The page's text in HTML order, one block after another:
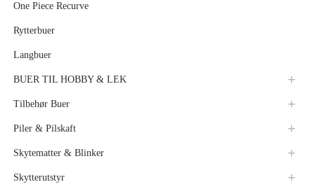
One Piece Recurve
Rytterbuer
Langbuer
BUER TIL HOBBY & LEK
Tilbehør Buer
Piler & Pilskaft
Skytematter & Blinker
Skytterutstyr